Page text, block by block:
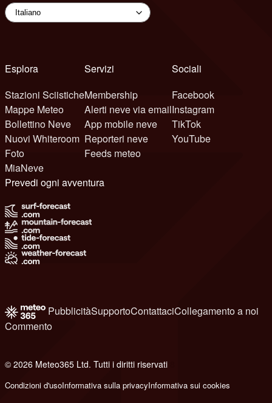
Esplora
Stazioni Sciistiche
Mappe Meteo
Bollettino Neve
Nuovi Whiteroom
Foto
MiaNeve
Servizi
Membership
Alerti neve via email
App mobile neve
Reporteri neve
Feeds meteo
Sociali
Facebook
Instagram
TikTok
YouTube
Prevedi ogni avventura
PubblicitàSupportoContattaciCollegamento a noi
Commento
© 2026 Meteo365 Ltd. Tutti i diritti riservati
Condizioni d'usoInformativa sulla privacyInformativa sui cookies